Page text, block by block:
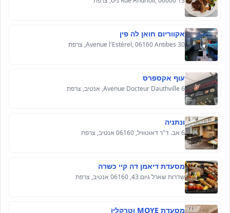
אקווריום חואן לה פין
30 Avenue l'Estérel, 06160 Antibes, צרפת
עוף אקספרס
6 Avenue Docteur Dauthville, אנטיב, צרפת
ונתניה
6 אב. ד"ר דאוטוויל, 06160 אנטיב, צרפת
מסעדת דיאמן דה קיי כשרה
שדרות שארל גיום 43, 06160 אנטיב, צרפת
מסעדת MOYE וטרקלין